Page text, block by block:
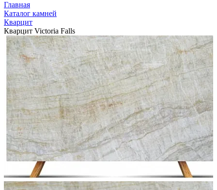
Главная
Каталог камней
Кварцит
Кварцит Victoria Falls